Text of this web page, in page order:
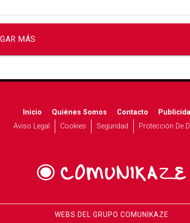
MÁS
Inicio Quiénes Somos Contacto
Aviso Legal
Cookies Seguridad Protección De
WEBS DEL GRUPO COMUNIKAZE